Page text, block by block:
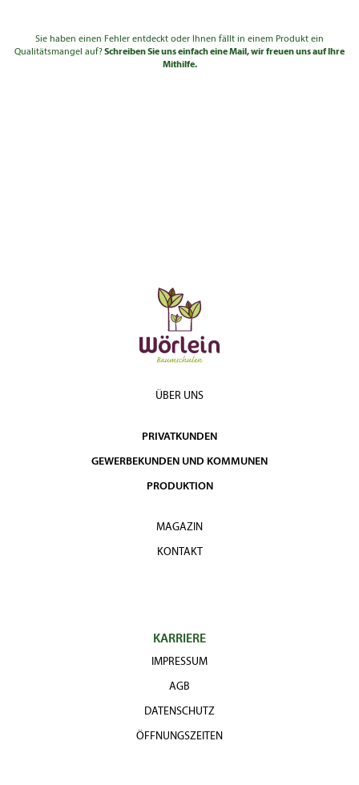
Sie haben einen Fehler entdeckt oder Ihnen fällt in einem Produkt ein
Qualitätsmangel auf?Schreiben Sie uns einfach eine Mail, wir freuen uns auf Ihre
Mithilfe.
ÜBER UNS
PRIVATKUNDEN
GEWERBEKUNDEN UND KOMMUNEN
PRODUKTION
MAGAZIN
KONTAKT
KARRIERE
IMPRESSUM
AGB
DATENSCHUTZ
ÖFFNUNGSZEITEN